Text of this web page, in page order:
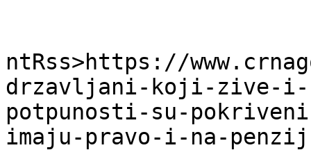
ntRss>https://
drzavljani-koji-zive-i-
potpunosti-su-
imaju-pravo-i-na-